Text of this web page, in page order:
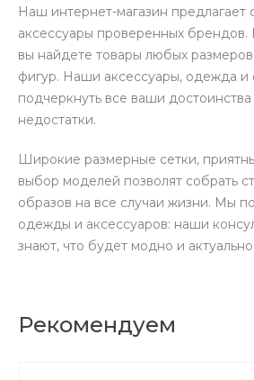
Наш интернет-магазин предлагает
аксессуары проверенных брендов.
вы найдете товары любых
фигур. Наши аксессуары, одежда и
подчеркнуть все ваши достоинства
недостатки.
Широкие размерные сетки,
выбор моделей позволят собрать
образов на все случаи жизни. Мы
одежды и аксессуаров: наши
знают, что будет модно и
Рекомендуем